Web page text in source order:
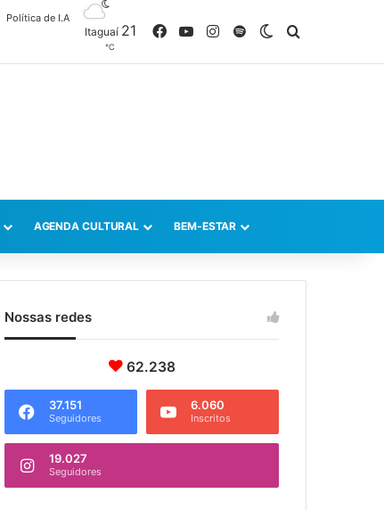
Política de I.A
Itaguaí 21
℃
FacebookYouTubeInstagram
SpotifySwitch skin
AGENDA CULTURAL BEM-ESTAR
Nossas redes
62.238
37.151
Seguidores
6.060
Inscritos
19.027
Seguidores